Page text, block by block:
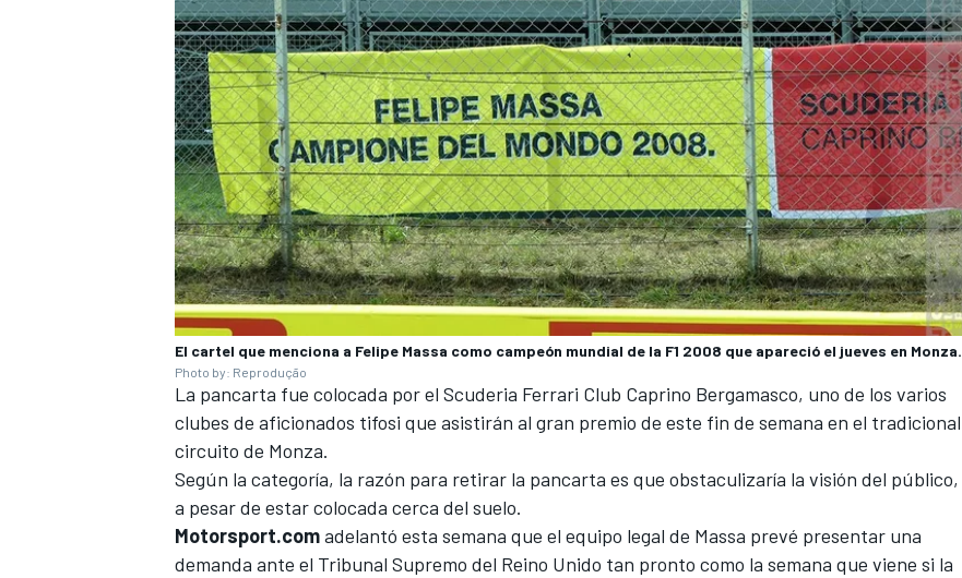
El cartel que menciona a Felipe Massa como campeón mundial de la F1 2008 que apareció el jueves en Monza.
Photo by: Reprodução
La pancarta fue colocada por el Scuderia Ferrari Club Caprino Bergamasco, uno de los varios
clubes de aficionados tifosi que asistirán al gran premio de este fin de semana en el tradicional
circuito de Monza.
Según la categoría, la razón para retirar la pancarta es que obstaculizaría la visión del público,
a pesar de estar colocada cerca del suelo.
Motorsport.comadelantó esta semana que el equipo legal de Massa prevé presentar una
demanda ante el Tribunal Supremo del Reino Unido tan pronto como la semana que viene si la